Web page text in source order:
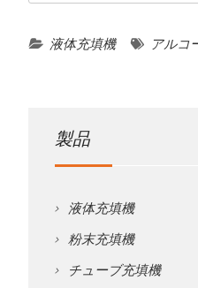
液体充填機 アルコ
製品
液体充填機
粉末充填機
チューブ充填機